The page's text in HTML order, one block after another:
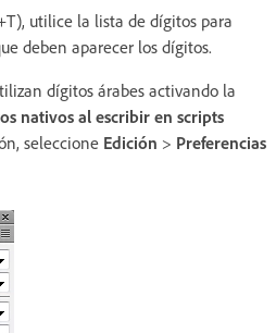
utilice la lista de dígitos para
deben aparecer los dígitos.
dígitos árabes activando la
nativos al escribir en scripts
seleccione Edición > Preferencias